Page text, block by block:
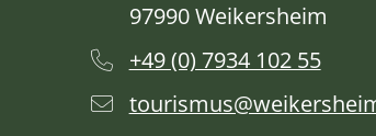
97990 Weikersheim
+49 (0) 7934 102 55